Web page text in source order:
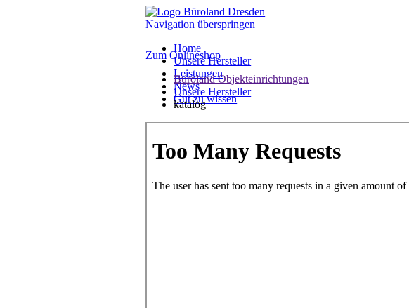
Navigation überspringen
Home
Unsere Hersteller
Leistungen
News
Gut zu wissen
Zum Onlineshop
Büroland Objekteinrichtungen
Unsere Hersteller
katalog